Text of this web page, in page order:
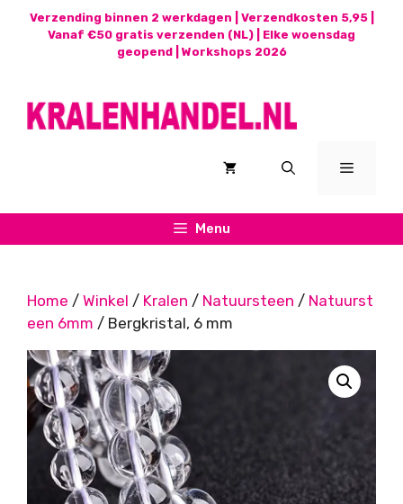
Verzending binnen 2 werkdagen | Verzendkosten 5,95 |
Vanaf €50 gratis verzenden (NL) | Elke woensdag
geopend | Workshops 2026
Menu
Menu
Home / Winkel / Kralen / Natuursteen / Natuurst
een 6mm / Bergkristal, 6 mm